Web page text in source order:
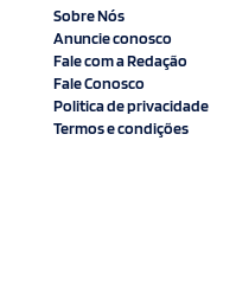
Sobre Nós
Anuncie conosco
Fale com a Redação
Fale Conosco
Politica de privacidade
Termos e condições